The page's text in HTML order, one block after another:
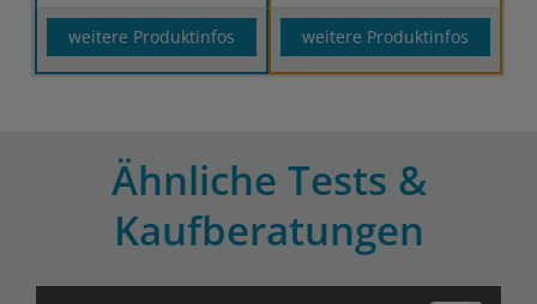
weitere Produktinfos weitere Produktinfos
Ähnliche Tests &
Kaufberatungen